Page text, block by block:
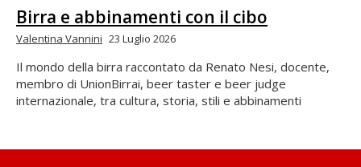
Birra e abbinamenti con il cibo
Valentina Vannini 23 Luglio 2026
Il mondo della birra raccontato da Renato Nesi, docente,
membro di UnionBirrai, beer taster e beer judge
internazionale, tra cultura, storia, stili e abbinamenti